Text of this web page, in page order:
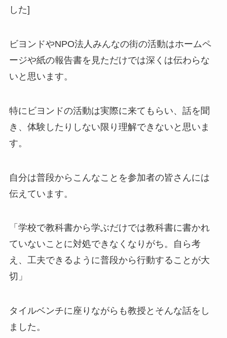
した]
ビヨンドやNPO法人みんなの街の活動はホームペ
ージや紙の報告書を見ただけでは深くは伝わらな
いと思います。
特にビヨンドの活動は実際に来てもらい、話を聞
き、体験したりしない限り理解できないと思いま
す。
自分は普段からこんなことを参加者の皆さんには
伝えています。
「学校で教科書から学ぶだけでは教科書に書かれ
ていないことに対処できなくなりがち。自ら考
え、工夫できるように普段から行動することが大
切」
タイルベンチに座りながらも教授とそんな話をし
ました。